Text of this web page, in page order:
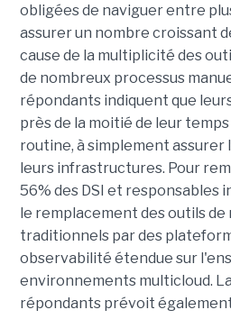
obligées de naviguer entre
assurer un nombre croissant
cause de la multiplicité des
de nombreux processus
répondants indiquent que
près de la moitié de leur
routine, à simplement
leurs infrastructures. Pour
56% des DSI et responsables
le remplacement des outils
traditionnels par des
observabilité étendue sur
environnements multicloud.
répondants prévoit